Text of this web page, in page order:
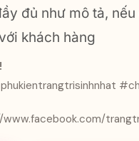
đủ như mô tả,
khách hàng